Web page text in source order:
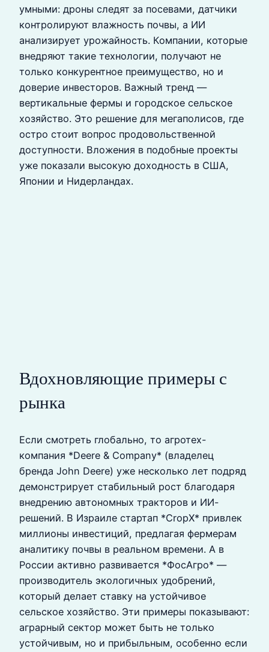
умными: дроны следят за посевами, датчики
контролируют влажность почвы, а ИИ
анализирует урожайность. Компании, которые
внедряют такие технологии, получают не
только конкурентное преимущество, но и
доверие инвесторов. Важный тренд —
вертикальные фермы и городское сельское
хозяйство. Это решение для мегаполисов, где
остро стоит вопрос продовольственной
доступности. Вложения в подобные проекты
уже показали высокую доходность в США,
Японии и Нидерландах.
Вдохновляющие примеры с
рынка
Если смотреть глобально, то агротех-
компания *Deere & Company* (владелец
бренда John Deere) уже несколько лет подряд
демонстрирует стабильный рост благодаря
внедрению автономных тракторов и ИИ-
решений. В Израиле стартап *CropX* привлек
миллионы инвестиций, предлагая фермерам
аналитику почвы в реальном времени. А в
России активно развивается *ФосАгро* —
производитель экологичных удобрений,
который делает ставку на устойчивое
сельское хозяйство. Эти примеры показывают:
аграрный сектор может быть не только
устойчивым, но и прибыльным, особенно если